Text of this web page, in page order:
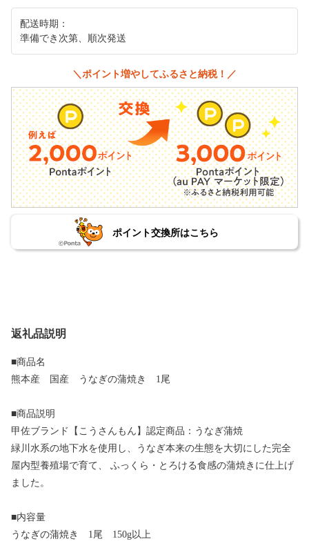
配送時期：
準備でき次第、順次発送
＼ポイント増やしてふるさと納税！／
ポイント交換所はこちら
返礼品説明
■商品名
熊本産 国産 うなぎの蒲焼き 1尾
■商品説明
甲佐ブランド【こうさんもん】認定商品：うなぎ蒲焼
緑川水系の地下水を使用し、うなぎ本来の生態を大切にした完全
屋内型養殖場で育て、 ふっくら・とろける食感の蒲焼きに仕上げ
ました。
■内容量
うなぎの蒲焼き 1尾 150g以上